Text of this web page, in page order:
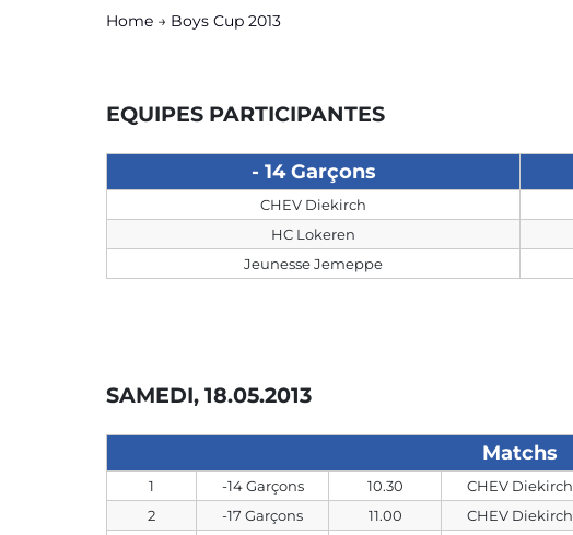
Home → Boys Cup 2013
EQUIPES PARTICIPANTES
- 14 Garçons
CHEV Diekirch
HC Lokeren
Jeunesse Jemeppe
SAMEDI, 18.05.2013
Matchs
1 -14 Garçons 10.30 CHEV Diekirch
2
-17 Garçons 11.00 CHEV Diekirch